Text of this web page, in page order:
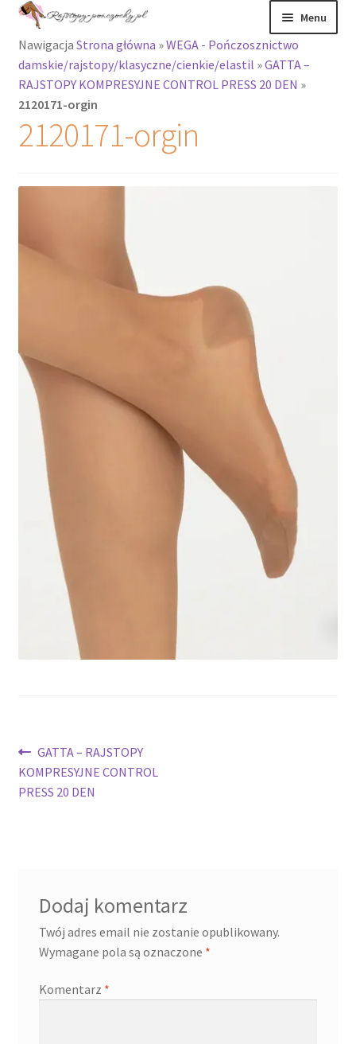
Przejdź
nawigacji
Przejdź
treści
Menu
Rajstopy
Rozwiń
menu
potomne
Rajstopy Orirose
Pończochy i
Nawigacja Strona główna »WEGA - Pończosznictwo
damskie/rajstopy/klasyczne/cienkie/elastil »GATTA –
RAJSTOPY KOMPRESYJNE CONTROL PRESS 20 DEN »
2120171-orgin
2120171-orgin
Nawigacja
wpisu
Poprzedni
wpis:
GATTA – RAJSTOPY
KOMPRESYJNE CONTROL
PRESS 20 DEN
Dodaj komentarz
Twój adres email nie zostanie opublikowany.
Wymagane pola są oznaczone *
Komentarz *